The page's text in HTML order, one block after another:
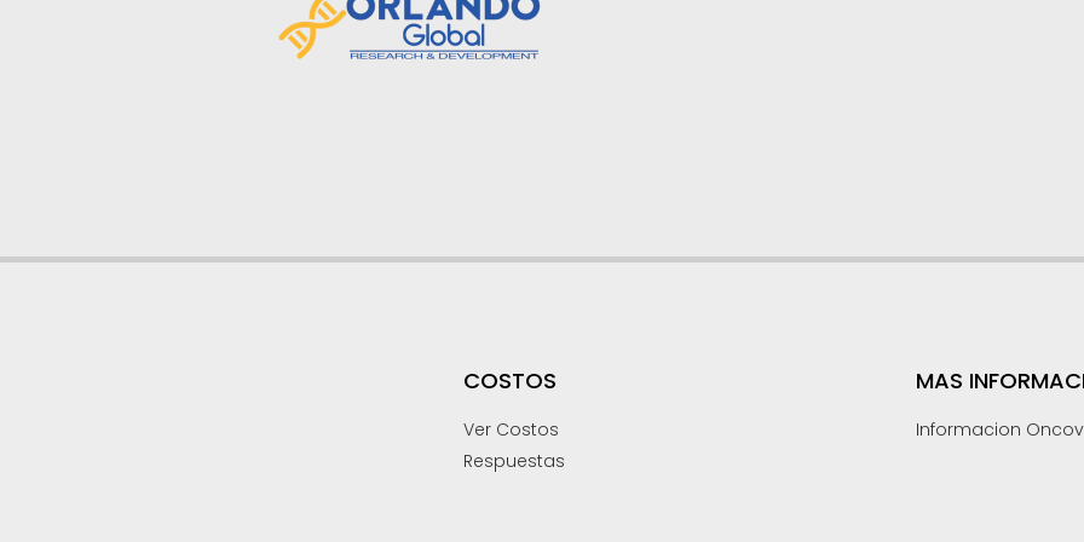
COSTOS
Ver Costos
Respuestas
MAS
Informacion